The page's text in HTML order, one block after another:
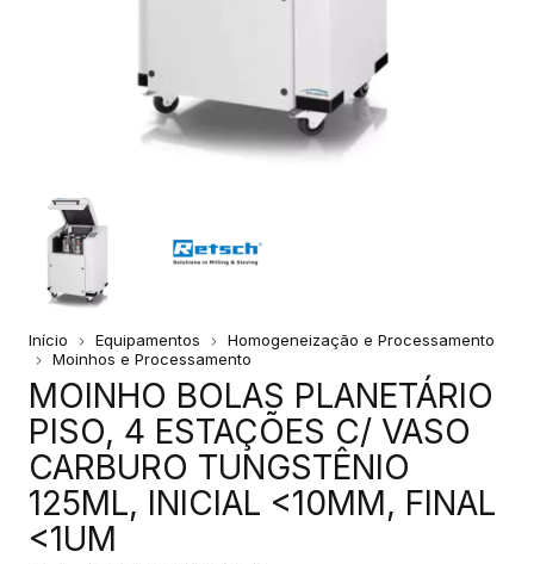
Início Equipamentos
Homogeneização e Processamento
Moinhos e Processamento
MOINHO BOLAS PLANETÁRIO
PISO, 4 ESTAÇÕES C/ VASO
CARBURO TUNGSTÊNIO
125ML, INICIAL <10MM, FINAL
<1UM